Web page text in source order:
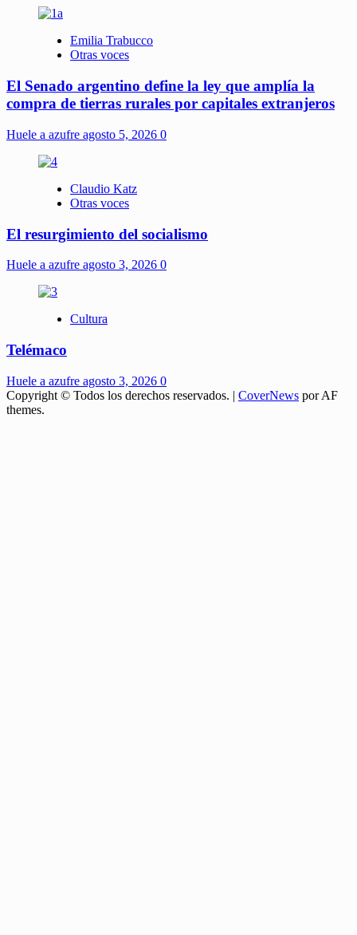
Emilia Trabucco
Otras voces
El Senado argentino define la ley que amplía la
compra de tierras rurales por capitales extranjeros
Huele a azufre agosto 5, 2026 0
Claudio Katz
Otras voces
El resurgimiento del socialismo
Huele a azufre agosto 3, 2026 0
Cultura
Telémaco
Huele a azufre agosto 3, 2026 0
Copyright © Todos los derechos reservados. | CoverNews por AF
themes.